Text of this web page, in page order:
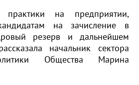
на предприятии,
на зачисление в
резерв и дальнейшем
начальник сектора
Общества Марина